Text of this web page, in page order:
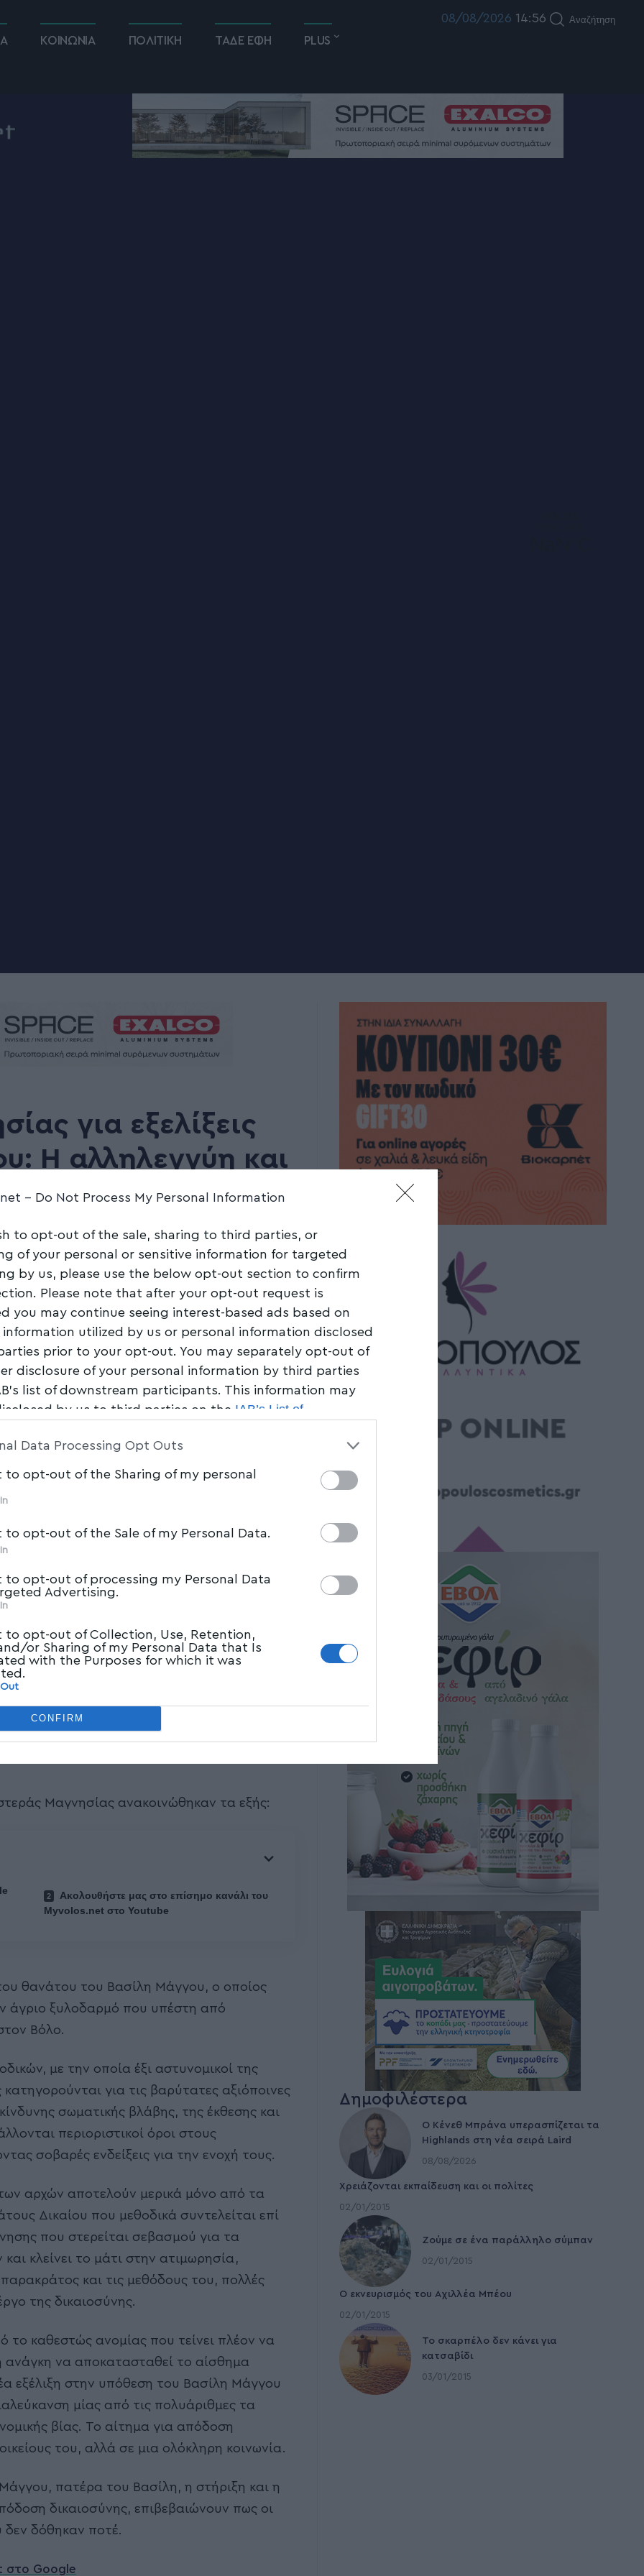
- Do Not Process My Personal Information
to opt-out of the sale, sharing to third parties, or
of your personal or sensitive information for targeted
by us, please use the below opt-out section to confirm
Please note that after your opt-out request is
you may continue seeing interest-based ads based on
information utilized by us or personal information disclosed
prior to your opt-out. You may separately opt-out of
disclosure of your personal information by third parties
list of downstream participants. This information may
by us to third parties on the IAB’s List of
Data Processing Opt Outs
to opt-out of the Sharing of my personal
to opt-out of the Sale of my Personal Data.
to opt-out of processing my Personal Data
Advertising.
to opt-out of Collection, Use, Retention,
or Sharing of my Personal Data that Is
with the Purposes for which it was
CONFIRM
ΚΟΙΝΩΝΙΑ ΠΟΛΙΤΙΚΗ ΤΑΔΕ ΕΦΗ PLUS
08/08/2026 14:56 Αναζήτηση
για εξελίξεις
Η αλληλεγγύη και
νικήσουν
2 Min Read
Μαγνησίας ανακοινώθηκαν τα εξής:
Ακολουθήστε μας στο επίσημο κανάλι του
Myvolos.net στο Youtube
θανάτου του Βασίλη Μάγγου, ο οποίος
άγριο ξυλοδαρμό που υπέστη από
Βόλο.
με την οποία έξι αστυνομικοί της
για τις βαρύτατες αξιόποινες
σωματικής βλάβης, της έκθεσης και
περιοριστικοί όροι στους
σοβαρές ενδείξεις για την ενοχή τους.
αρχών αποτελούν μερικά μόνο από τα
Δικαίου που μεθοδικά συντελείται επί
που στερείται σεβασμού για τα
κλείνει το μάτι στην ατιμωρησία,
και τις μεθόδους του, πολλές
της δικαιοσύνης.
το καθεστώς ανομίας που τείνει πλέον να
ανάγκη να αποκατασταθεί το αίσθημα
εξέλιξη στην υπόθεση του Βασίλη Μάγγου
μίας από τις πολυάριθμες τα
βίας. Το αίτημα για απόδοση
του, αλλά σε μια ολόκληρη κοινωνία.
πατέρα του Βασίλη, η στήριξη και η
δικαιοσύνης, επιβεβαιώνουν πως οι
δεν δόθηκαν ποτέ.
στο Google
Δημοφιλέστερα
Ο Κένεθ Μπράνα υπερασπίζεται τα
Highlands στη νέα σειρά Laird
08/08/2026
Χρειάζονται εκπαίδευση και οι πολίτες
02/01/2015
Ζούμε σε ένα παράλληλο σύμπαν
02/01/2015
Ο εκνευρισμός του Αχιλλέα Μπέου
02/01/2015
To σκαρπέλο δεν κάνει για
κατσαβίδι
03/01/2015